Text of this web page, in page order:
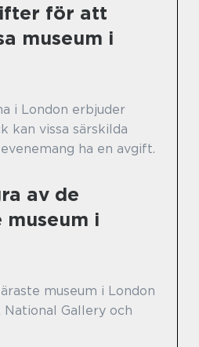
för att
museum i
i London erbjuder
kan vissa särskilda
ha en avgift.
av de
i
museum i London
National Gallery och